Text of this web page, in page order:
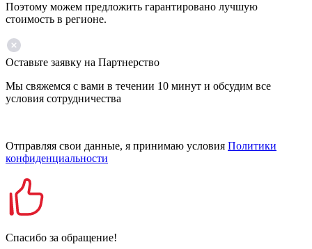
Поэтому можем предложить гарантировано лучшую
стоимость в регионе.
Оставьте заявку на Партнерство
Мы свяжемся с вами в течении 10 минут и обсудим все
условия сотрудничества
Отправляя свои данные, я принимаю условия Политики
конфиденциальности
Спасибо за обращение!